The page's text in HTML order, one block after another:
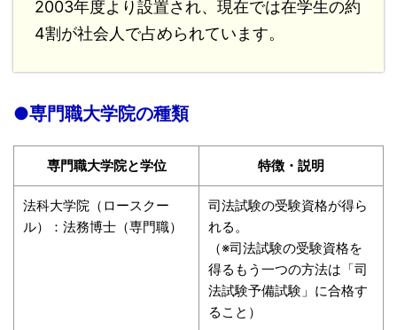
2003年度より設置され、現在では在学生の約
4割が社会人で占められています。
●専門職大学院の種類
専門職大学院と学位 特徴・説明
法科大学院（ロースクー
ル）：法務博士（専門職）
司法試験の受験資格が得ら
れる。
（※司法試験の受験資格を
得るもう一つの方法は「司
法試験予備試験」に合格す
ること）